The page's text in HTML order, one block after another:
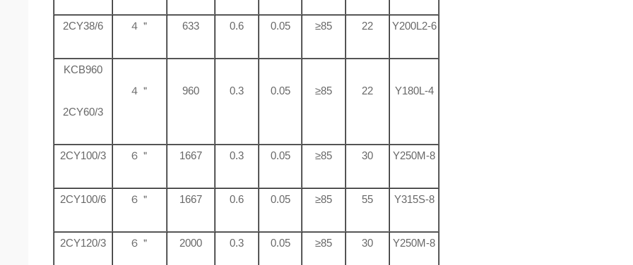
2CY38/6 ４＂ 633 0.6 0.05 ≥85 22 Y200L2-6
KCB960
2CY60/3
４＂ 960 0.3 0.05 ≥85 22 Y180L-4
2CY100/3 ６＂ 1667 0.3 0.05 ≥85 30 Y250M-8
2CY100/6 ６＂ 1667 0.6 0.05 ≥85 55 Y315S-8
2CY120/3 ６＂ 2000 0.3 0.05 ≥85 30 Y250M-8